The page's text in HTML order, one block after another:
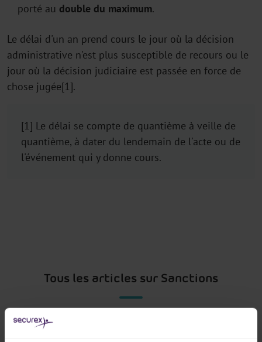
porté au double du maximum.
Le délai d'un an prend cours le jour où la décision
administrative n'est plus susceptible de recours ou le
jour où la décision judiciaire est passée en force de
chose jugée[1].
[1] Le délai se compte de quantième à veille de
quantième, à dater du lendemain de l'acte ou de
l'événement qui y donne cours.
Tous les articles sur Sanctions
Lisez d’abord ceci …